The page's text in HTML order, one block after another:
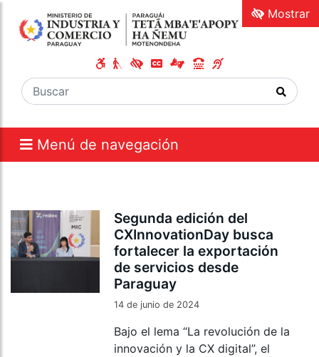
Menú de navegación
Mostrar
Segunda edición del
CXInnovationDay busca
fortalecer la exportación
de servicios desde
Paraguay
14 de junio de 2024
Bajo el lema “La revolución de la
innovación y la CX digital”, el